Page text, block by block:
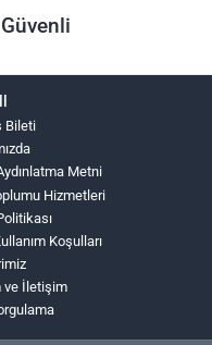
Güvenli
Bileti
Metni
Hizmetleri
Koşulları
ve İletişim